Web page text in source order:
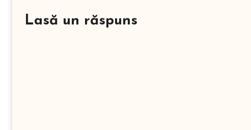
Lasă un răspuns